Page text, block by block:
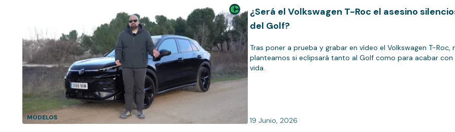
MODELOS
¿Será el Volkswagen T-Roc el asesino
del Golf?
Tras poner a prueba y grabar en vídeo el Volkswagen T-Roc,
planteamos si eclipsará tanto al Golf como para acabar con
vida.
19 Junio, 2026